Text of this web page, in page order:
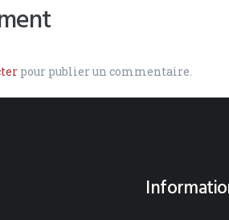
pour publier un commentaire.